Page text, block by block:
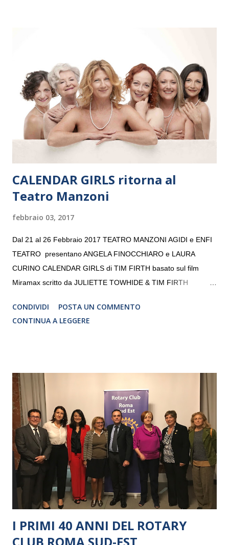
“Settembre dell’Accademia” dove si esibirà per il secondo anno
consecutivo. Il pubblico milanese avrà il piacere di applaudire i
giovani artisti della Baltic Sea Youth Philharmonic per la quarta
volta. L’orchestra, fondata nel 2008 da Kristjan Järvi (affiancato
da un prestigioso consiglio di consulent...
CALENDAR GIRLS ritorna al
Teatro Manzoni
febbraio 03, 2017
Dal 21 al 26 Febbraio 2017 TEATRO MANZONI AGIDI e ENFI
TEATRO presentano ANGELA FINOCCHIARO e LAURA
CURINO CALENDAR GIRLS di TIM FIRTH basato sul film
Miramax scritto da JULIETTE TOWHIDE & TIM FIRTH
CRISTINA PEZZOLI
CONDIVIDI
POSTA UN COMMENTO
CONTINUA A LEGGERE
I PRIMI 40 ANNI DEL ROTARY